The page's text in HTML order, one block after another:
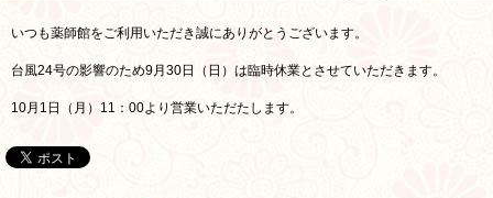
いつも薬師館をご利用いただき誠にありがとうございます。
台風24号の影響のため9月30日（日）は臨時休業とさせていただきます。
10月1日（月）11：00より営業いただたします。